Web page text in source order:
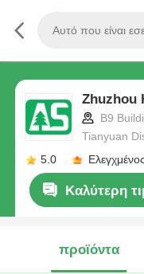
Zhuzhou
B9
Tianyuan
5.0
Καλύτερη
προϊόντα